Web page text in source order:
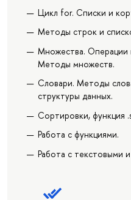
Цикл for. Списки и
Методы строк и
Множества. Операции
Методы множеств.
Словари. Методы
структуры данных.
Сортировки, функция
Работа с функциями.
Работа с текстовыми